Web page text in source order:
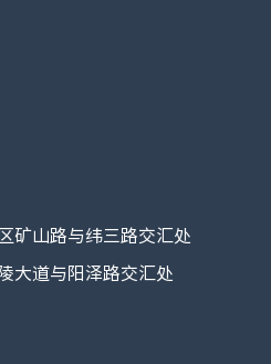
矿山路与纬三路交汇处
大道与阳泽路交汇处